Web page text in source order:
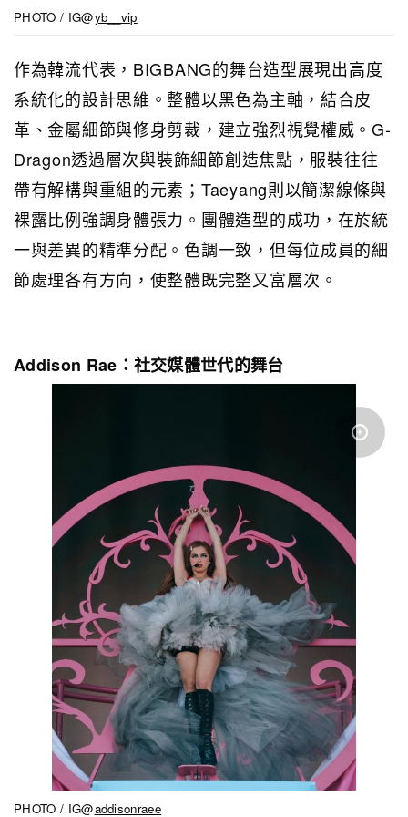
PHOTO / IG@yb__vip
作為韓流代表，BIGBANG的舞台造型展現出高度
系統化的設計思維。整體以黑色為主軸，結合皮
革、金屬細節與修身剪裁，建立強烈視覺權威。G-
Dragon透過層次與裝飾細節創造焦點，服裝往往
帶有解構與重組的元素；Taeyang則以簡潔線條與
裸露比例強調身體張力。團體造型的成功，在於統
一與差異的精準分配。色調一致，但每位成員的細
節處理各有方向，使整體既完整又富層次。
Addison Rae：社交媒體世代的舞台
PHOTO / IG@addisonraee